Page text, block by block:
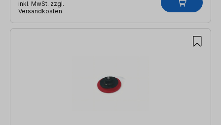
inkl. MwSt. zzgl.
Versandkosten